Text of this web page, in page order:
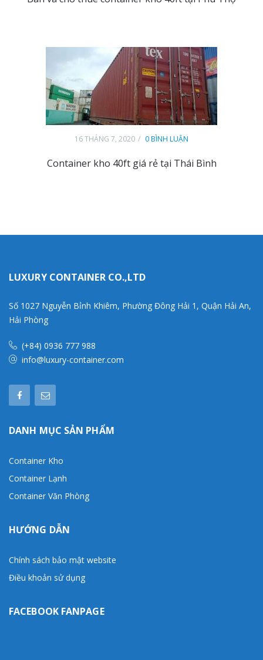
16 THÁNG 7, 2020 0 BÌNH LUẬN
Container kho 40ft giá rẻ tại Thái Bình
LUXURY CONTAINER CO.,LTD
Số 1027 Nguyễn Bỉnh Khiêm, Phường Đông Hải 1, Quận Hải An,
Hải Phòng
(+84) 0936 777 988
info@luxury-container.com
DANH MỤC SẢN PHẨM
Container Kho
Container Lạnh
Container Văn Phòng
HƯỚNG DẪN
Chính sách bảo mật website
Điều khoản sử dụng
FACEBOOK FANPAGE